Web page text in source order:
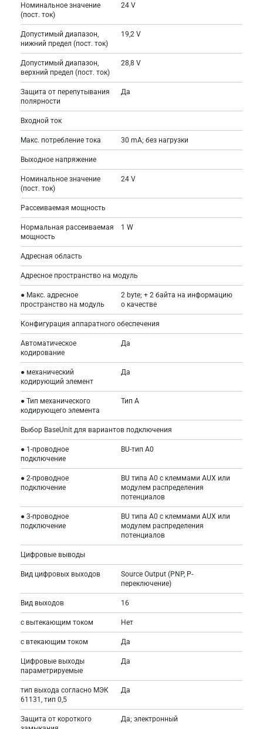
Номинальное значение
(пост. ток)
24 V
Допустимый диапазон,
нижний предел (пост. ток)
19,2 V
Допустимый диапазон,
верхний предел (пост. ток)
28,8 V
Защита от перепутывания
полярности
Да
Входной ток
Макс. потребление тока 30 mA; без нагрузки
Выходное напряжение
Номинальное значение
(пост. ток)
24 V
Рассеиваемая мощность
Нормальная рассеиваемая
мощность
1 W
Адресная область
Адресное пространство на модуль
● Макс. адресное
пространство на модуль
2 byte; + 2 байта на информацию
о качестве
Конфигурация аппаратного обеспечения
Автоматическое
кодирование
Да
● механический
кодирующий элемент
Да
● Тип механического
кодирующего элемента
Тип A
Выбор BaseUnit для вариантов подключения
● 1-проводное
подключение
BU-тип A0
● 2-проводное
подключение
BU типа A0 с клеммами AUX или
модулем распределения
потенциалов
● 3-проводное
подключение
BU типа A0 с клеммами AUX или
модулем распределения
потенциалов
Цифровые выводы
Вид цифровых выходов
Source Output (PNP, P-
переключение)
Вид выходов 16
с вытекающим током Нет
с втекающим током Да
Цифровые выходы
параметрируемые
Да
тип выхода согласно МЭК
61131, тип 0,5
Да
Защита от короткого
Да; электронный